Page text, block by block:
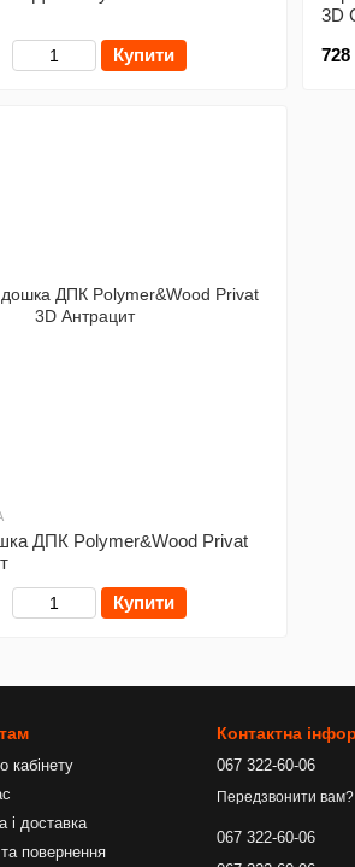
Купити
3D
ДПК Polymer&Wood Privat
Купити
кабінету
і доставка
повернення
Контактна
067 322-60-06
Передзвонити вам?
067 322-60-06